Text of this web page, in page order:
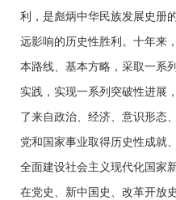
利，是彪炳中华民族发展史册
远影响的历史性胜利。十年来
本路线、基本方略，采取一系
实践，实现一系列突破性进展
了来自政治、经济、意识形态
党和国家事业取得历史性成就
全面建设社会主义现代化国家
在党史、新中国史、改革开放